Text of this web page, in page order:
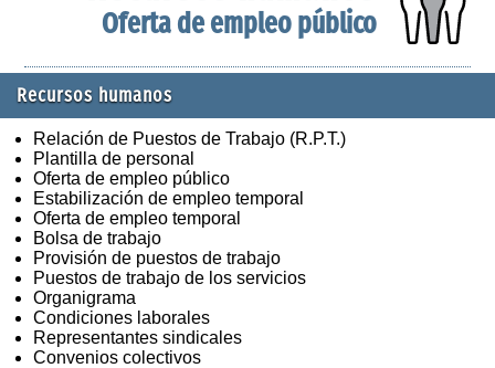
Oferta de empleo público
Recursos humanos
Relación de Puestos de Trabajo (R.P.T.)
Plantilla de personal
Oferta de empleo público
Estabilización de empleo temporal
Oferta de empleo temporal
Bolsa de trabajo
Provisión de puestos de trabajo
Puestos de trabajo de los servicios
Organigrama
Condiciones laborales
Representantes sindicales
Convenios colectivos